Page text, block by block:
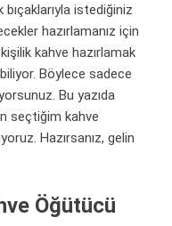
istediğiniz
hazırlamanız için
kahve hazırlamak
Böylece sadece
Bu yazıda
seçtiğim kahve
Hazırsanız, gelin
Öğütücü